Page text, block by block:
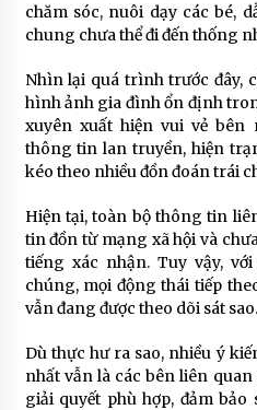
chăm sóc, nuôi dạy các bé,
chung chưa thể đi đến thống
Nhìn lại quá trình trước đây,
hình ảnh gia đình ổn định
xuyên xuất hiện vui vẻ bên
thông tin lan truyền, hiện
kéo theo nhiều đồn đoán trái
Hiện tại, toàn bộ thông tin
tin đồn từ mạng xã hội và
tiếng xác nhận. Tuy vậy,
chúng, mọi động thái tiếp
vẫn đang được theo dõi sát sao.
Dù thực hư ra sao, nhiều ý
nhất vẫn là các bên liên
giải quyết phù hợp, đảm